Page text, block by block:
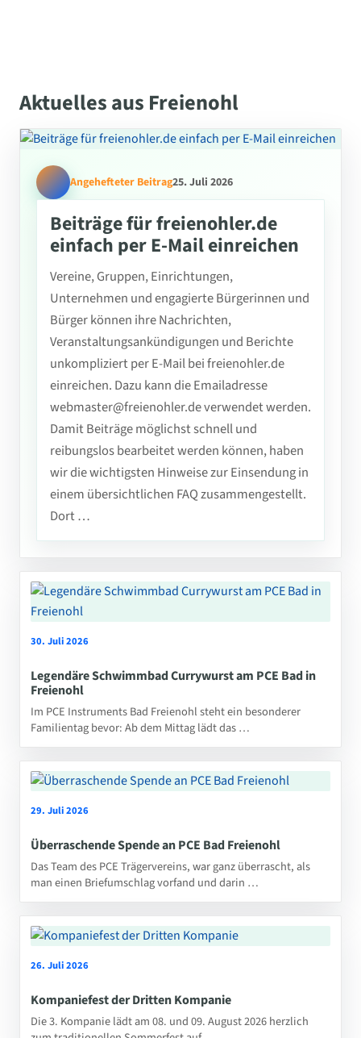
Aktuelles aus Freienohl
Angehefteter Beitrag25. Juli 2026
Beiträge für freienohler.de
einfach per E-Mail einreichen
Vereine, Gruppen, Einrichtungen,
Unternehmen und engagierte Bürgerinnen und
Bürger können ihre Nachrichten,
Veranstaltungsankündigungen und Berichte
unkompliziert per E-Mail bei freienohler.de
einreichen. Dazu kann die Emailadresse
webmaster@freienohler.de verwendet werden.
Damit Beiträge möglichst schnell und
reibungslos bearbeitet werden können, haben
wir die wichtigsten Hinweise zur Einsendung in
einem übersichtlichen FAQ zusammengestellt.
Dort …
30. Juli 2026
Legendäre Schwimmbad Currywurst am PCE Bad in
Freienohl
Im PCE Instruments Bad Freienohl steht ein besonderer
Familientag bevor: Ab dem Mittag lädt das …
29. Juli 2026
Überraschende Spende an PCE Bad Freienohl
Das Team des PCE Trägervereins, war ganz überrascht, als
man einen Briefumschlag vorfand und darin …
26. Juli 2026
Kompaniefest der Dritten Kompanie
Die 3. Kompanie lädt am 08. und 09. August 2026 herzlich